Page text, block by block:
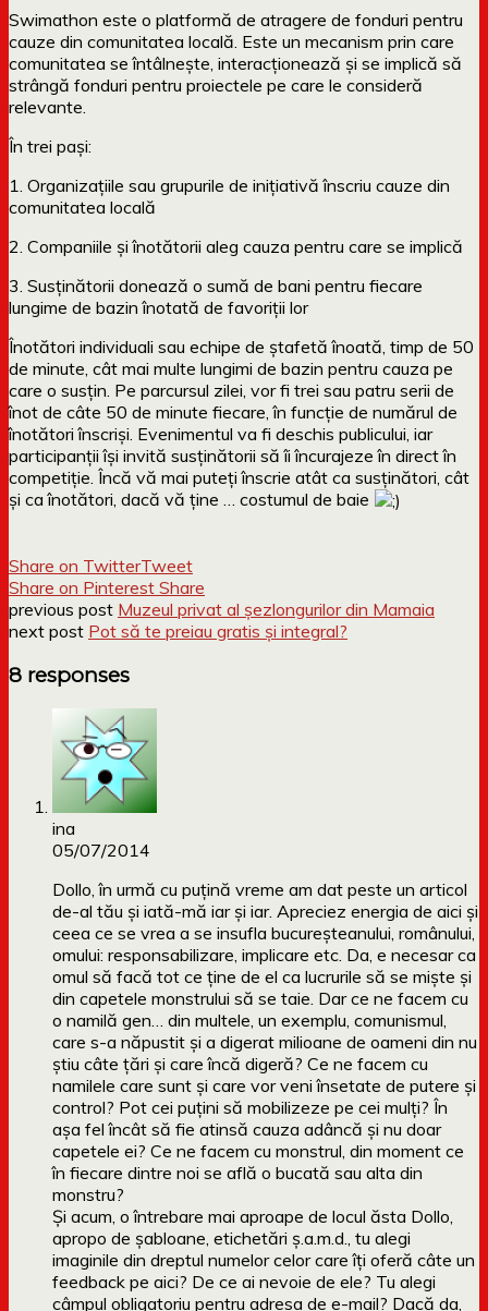
Swimathon este o platformă de atragere de fonduri pentru
cauze din comunitatea locală. Este un mecanism prin care
comunitatea se întâlneşte, interacționează şi se implică să
strângă fonduri pentru proiectele pe care le consideră
relevante.
În trei paşi:
1. Organizaţiile sau grupurile de iniţiativă înscriu cauze din
comunitatea locală
2. Companiile şi înotătorii aleg cauza pentru care se implică
3. Susţinătorii donează o sumă de bani pentru fiecare
lungime de bazin înotată de favoriţii lor
Înotători individuali sau echipe de ştafetă înoată, timp de 50
de minute, cât mai multe lungimi de bazin pentru cauza pe
care o susţin. Pe parcursul zilei, vor fi trei sau patru serii de
înot de câte 50 de minute fiecare, în funcţie de numărul de
înotători înscrişi. Evenimentul va fi deschis publicului, iar
participanţii îşi invită susţinătorii să îi încurajeze în direct în
competiţie. Încă vă mai puteți înscrie atât ca susținători, cât
și ca înotători, dacă vă ține … costumul de baie
Share on TwitterTweet
Share on Pinterest Share
previous post Muzeul privat al șezlongurilor din Mamaia
next post Pot să te preiau gratis și integral?
8 responses
ina
05/07/2014
Dollo, în urmă cu puțină vreme am dat peste un articol
de-al tău și iată-mă iar și iar. Apreciez energia de aici și
ceea ce se vrea a se insufla bucureșteanului, românului,
omului: responsabilizare, implicare etc. Da, e necesar ca
omul să facă tot ce ține de el ca lucrurile să se miște și
din capetele monstrului să se taie. Dar ce ne facem cu
o namilă gen… din multele, un exemplu, comunismul,
care s-a năpustit și a digerat milioane de oameni din nu
știu câte țări și care încă digeră? Ce ne facem cu
namilele care sunt și care vor veni însetate de putere și
control? Pot cei puțini să mobilizeze pe cei mulți? În
așa fel încât să fie atinsă cauza adâncă și nu doar
capetele ei? Ce ne facem cu monstrul, din moment ce
în fiecare dintre noi se află o bucată sau alta din
monstru?
Și acum, o întrebare mai aproape de locul ăsta Dollo,
apropo de șabloane, etichetări ș.a.m.d., tu alegi
imaginile din dreptul numelor celor care îți oferă câte un
feedback pe aici? De ce ai nevoie de ele? Tu alegi
câmpul obligatoriu pentru adresa de e-mail? Dacă da,